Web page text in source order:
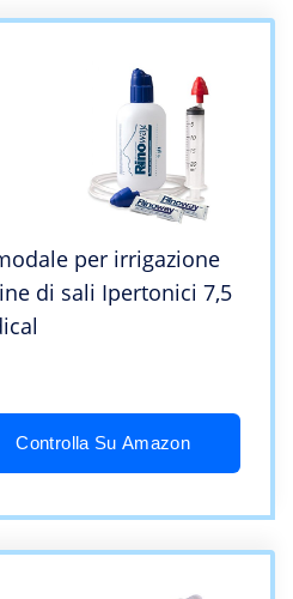
per irrigazione
di sali Ipertonici 7,5
Controlla Su Amazon